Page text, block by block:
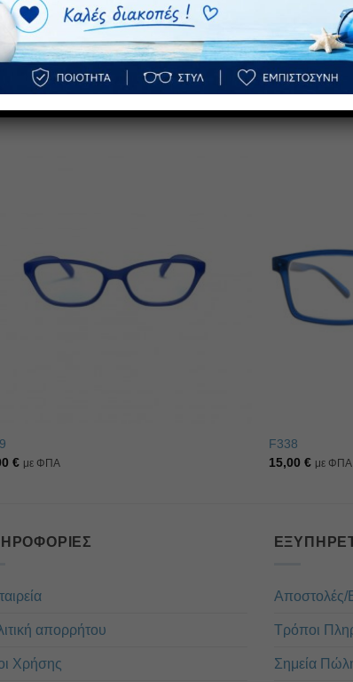
την ευκαμψία του βραχίονα και την
αντιχαρακτική αντοχή, υψηλή ευκρίνεια,
€ με ΦΠΑ
F338
15,00€ με ΦΠΑ
απορρήτου
Χρήσης
Αποστολές/
Τρόποι
Σημεία